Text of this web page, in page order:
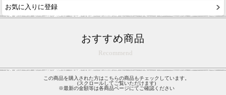
お気に入りに登録
おすすめ商品
Recommend
この商品を購入された方はこちらの商品もチェックしています。
(スクロールしてご覧いただけます)
※最新の金額等は各商品ページにてご確認ください